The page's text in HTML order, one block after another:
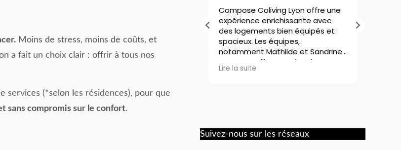
Moins de stress, moins de coûts, et
a fait un choix clair : offrir à tous nos
services (*selon les résidences), pour que
sans compromis sur le confort.
Compose Coliving Lyon offre une
expérience enrichissante avec
des logements bien équipés et
spacieux. Les équipes,
notamment Mathilde et Sandrine,
sont accueillantes, réactives et
attentives aux besoins des
coliving.
Lire la suite
Suivez-nous sur les réseaux